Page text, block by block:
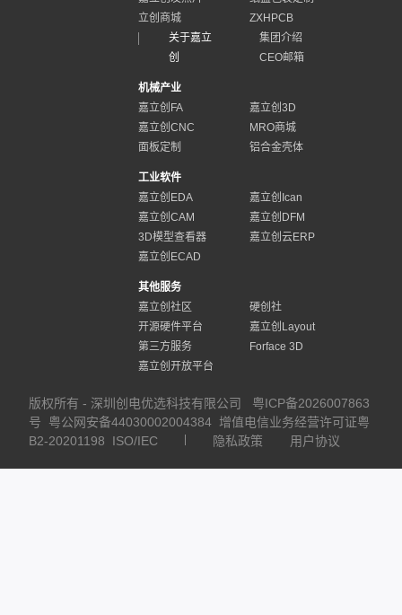
立创商城
ZXHPCB
关于嘉立
创
集团介绍
CEO邮箱
机械产业
嘉立创FA
嘉立创3D
嘉立创CNC
MRO商城
面板定制
铝合金壳体
工业软件
嘉立创EDA
嘉立创Ican
嘉立创CAM
嘉立创DFM
3D模型查看器
嘉立创云ERP
嘉立创ECAD
其他服务
嘉立创社区
硬创社
开源硬件平台
嘉立创Layout
第三方服务
Forface 3D
嘉立创开放平台
版权所有 - 深圳创电优选科技有限公司
粤ICP备2026007863
号
粤公网安备44030002004384 增值电信业务经营许可证粤
B2-20201198
ISO/IEC 隐私政策 用户协议